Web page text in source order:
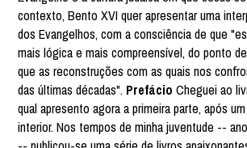
contexto, Bento XVI quer apresentar uma
dos Evangelhos, com a consciência de que
mais lógica e mais compreensível, do ponto
que as reconstruções com as quais nos
das últimas décadas". Prefácio Cheguei ao
qual apresento agora a primeira parte, após
interior. Nos tempos de minha juventude --